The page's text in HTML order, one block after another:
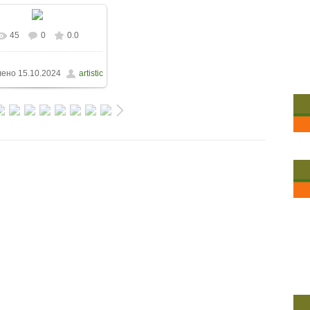
45 0 0.0
15.10.2024 artistic